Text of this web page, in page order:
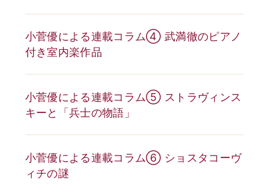
小菅優による連載コラム④ 武満徹のピアノ
付き室内楽作品
小菅優による連載コラム⑤ ストラヴィンス
キーと「兵士の物語」
小菅優による連載コラム➅ ショスタコーヴ
ィチの謎